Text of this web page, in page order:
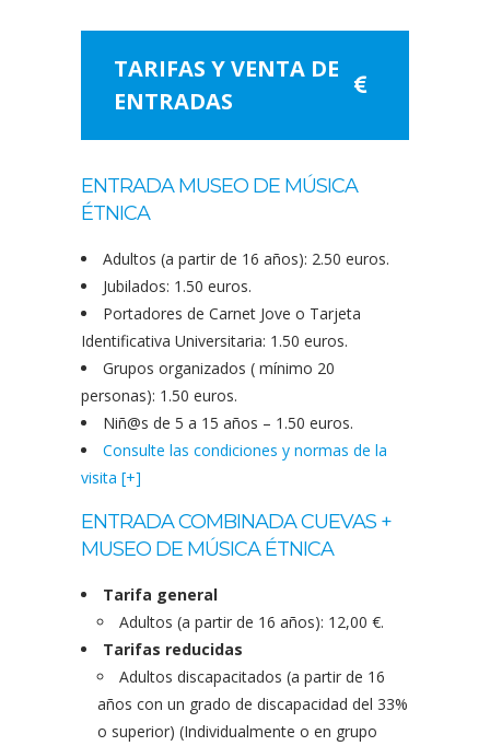
TARIFAS Y VENTA DE
ENTRADAS
ENTRADA MUSEO DE MÚSICA
ÉTNICA
Adultos (a partir de 16 años): 2.50 euros.
Jubilados: 1.50 euros.
Portadores de Carnet Jove o Tarjeta
Identificativa Universitaria: 1.50 euros.
Grupos organizados ( mínimo 20
personas): 1.50 euros.
Niñ@s de 5 a 15 años – 1.50 euros.
Consulte las condiciones y normas de la
visita [+]
ENTRADA COMBINADA CUEVAS +
MUSEO DE MÚSICA ÉTNICA
Tarifa general
Adultos (a partir de 16 años): 12,00 €.
Tarifas reducidas
Adultos discapacitados (a partir de 16
años con un grado de discapacidad del 33%
o superior) (Individualmente o en grupo